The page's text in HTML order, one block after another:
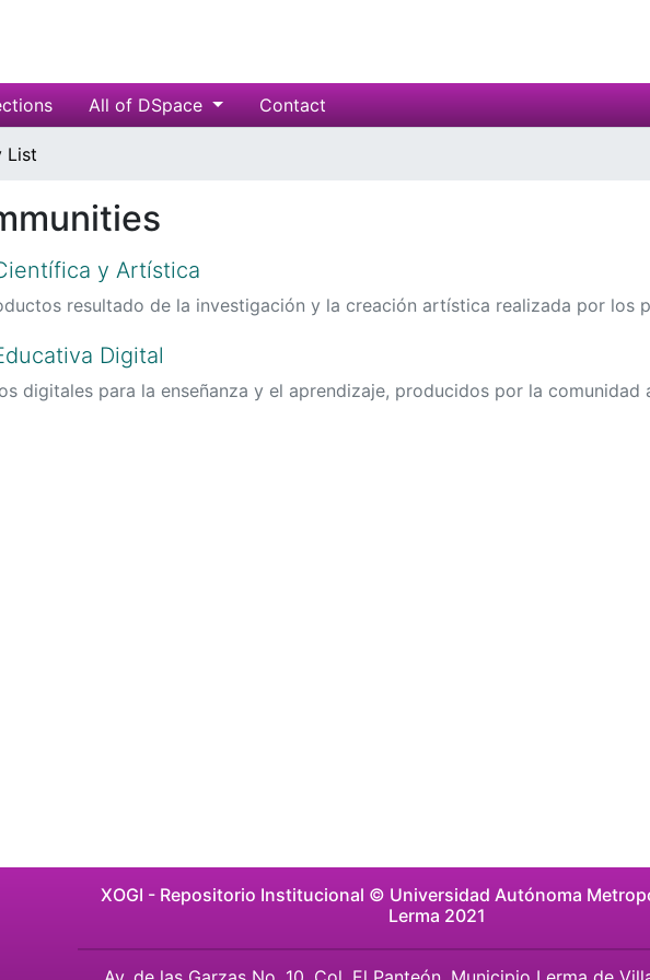
All of DSpace Contact
List
y Artística
resultado de la investigación y la creación artística realizada por los
Digital
digitales para la enseñanza y el aprendizaje, producidos por la comunidad
XOGI - Repositorio Institucional © Universidad Autónoma
Lerma 2021